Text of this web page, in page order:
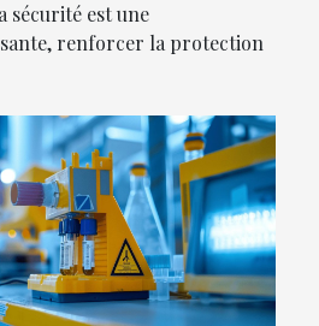
sécurité est une
renforcer la protection